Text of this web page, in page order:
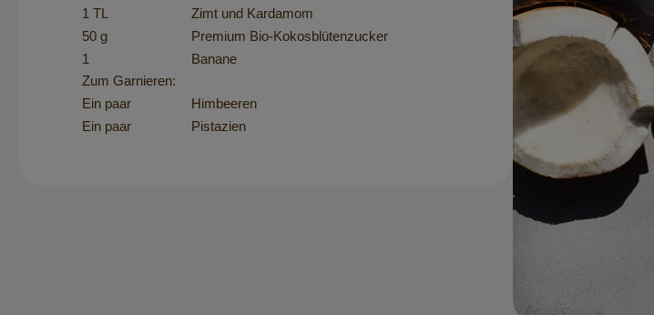
1 TL
Zimt und Kardamom
50 g
Premium Bio-Kokosblütenzucker
1
Banane
Zum Garnieren:
Ein paar
Himbeeren
Ein paar
Pistazien